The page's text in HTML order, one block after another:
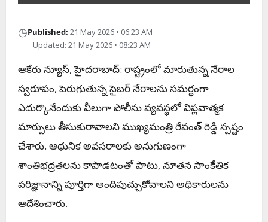
◷Published: 21 May 2026 • 06:23 AM
Updated: 21 May 2026 • 08:23 AM
ఆకేరు న్యూస్, హైదరాబాద్: రాష్ట్రంలో మారుతున్న నేరాల
స్వరూపం, పెరుగుతున్న సైబర్ నేరాలను సమర్థంగా
ఎదుర్కొనేందుకు వీలుగా పోలీసు వ్యవస్థలో విప్లవాత్మక
మార్పులు తీసుకురావాలని ముఖ్యమంత్రి రేవంత్ రెడ్డి స్పష్టం
చేశారు. ఆధునిక అవసరాలకు అనుగుణంగా
శాంతిభద్రతలను కాపాడటంతో పాటు, నూతన సాంకేతిక
పరిజ్ఞానాన్ని పూర్తిగా అందిపుచ్చుకోవాలని అధికారులను
ఆదేశించారు.